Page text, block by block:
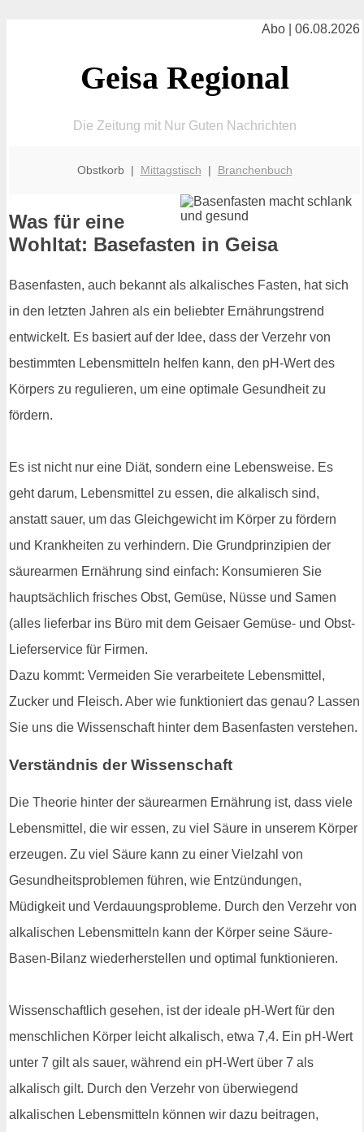
Abo | 06.08.2026
Geisa Regional
Die Zeitung mit Nur Guten Nachrichten
Obstkorb | Mittagstisch | Branchenbuch
Was für eine
Wohltat: Basefasten in Geisa
Basenfasten, auch bekannt als alkalisches Fasten, hat sich
in den letzten Jahren als ein beliebter Ernährungstrend
entwickelt. Es basiert auf der Idee, dass der Verzehr von
bestimmten Lebensmitteln helfen kann, den pH-Wert des
Körpers zu regulieren, um eine optimale Gesundheit zu
fördern.
Es ist nicht nur eine Diät, sondern eine Lebensweise. Es
geht darum, Lebensmittel zu essen, die alkalisch sind,
anstatt sauer, um das Gleichgewicht im Körper zu fördern
und Krankheiten zu verhindern. Die Grundprinzipien der
säurearmen Ernährung sind einfach: Konsumieren Sie
hauptsächlich frisches Obst, Gemüse, Nüsse und Samen
(alles lieferbar ins Büro mit dem Geisaer Gemüse- und Obst-
Lieferservice für Firmen.
Dazu kommt: Vermeiden Sie verarbeitete Lebensmittel,
Zucker und Fleisch. Aber wie funktioniert das genau? Lassen
Sie uns die Wissenschaft hinter dem Basenfasten verstehen.
Verständnis der Wissenschaft
Die Theorie hinter der säurearmen Ernährung ist, dass viele
Lebensmittel, die wir essen, zu viel Säure in unserem Körper
erzeugen. Zu viel Säure kann zu einer Vielzahl von
Gesundheitsproblemen führen, wie Entzündungen,
Müdigkeit und Verdauungsprobleme. Durch den Verzehr von
alkalischen Lebensmitteln kann der Körper seine Säure-
Basen-Bilanz wiederherstellen und optimal funktionieren.
Wissenschaftlich gesehen, ist der ideale pH-Wert für den
menschlichen Körper leicht alkalisch, etwa 7,4. Ein pH-Wert
unter 7 gilt als sauer, während ein pH-Wert über 7 als
alkalisch gilt. Durch den Verzehr von überwiegend
alkalischen Lebensmitteln können wir dazu beitragen,